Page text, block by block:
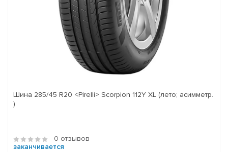
Шина 285/45 R20 <Pirelli> Scorpion 112Y XL (лето; асимметр.
)
0 отзывов
заканчивается